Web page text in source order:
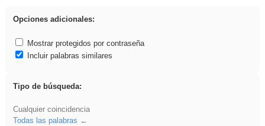
Opciones adicionales:
Mostrar protegidos por contraseña
Incluir palabras similares
Tipo de búsqueda:
Cualquier coincidencia
Todas las palabras